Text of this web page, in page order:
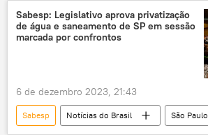
Enel
Sabesp: Legislativo aprova privatização
de água e saneamento de SP em sessão
marcada por confrontos
6 de dezembro 2023, 21:43
Sabesp Notícias do Brasil
São Paulo